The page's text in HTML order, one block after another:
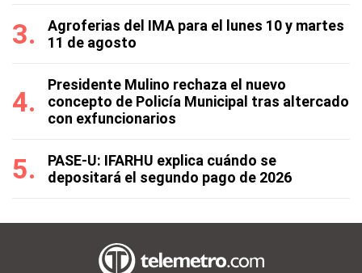
Agroferias del IMA para el lunes 10 y martes
11 de agosto
Presidente Mulino rechaza el nuevo
concepto de Policía Municipal tras altercado
con exfuncionarios
PASE-U: IFARHU explica cuándo se
depositará el segundo pago de 2026